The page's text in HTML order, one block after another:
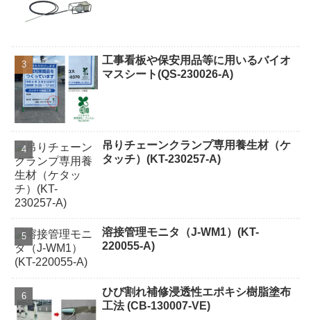
工事看板や保安用品等に用いるバイオ
マスシート(QS-230026-A)
吊りチェーンクランプ専用養生材（ケ
タッチ）(KT-230257-A)
溶接管理モニタ（J-WM1）(KT-
220055-A)
ひび割れ補修浸透性エポキシ樹脂塗布
工法 (CB-130007-VE)